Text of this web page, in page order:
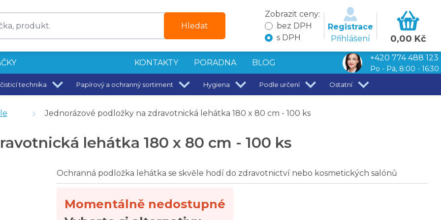
Hledat
Zobrazit ceny:
bez DPH
s DPH
Registrace
Přihlášení
0,00 Kč
KONTAKTY PORADNA BLOG
+420 774 488 123
Po - Pá, 8:00 - 16:30
technika Papírový a ochranný sortiment Hygiena Podle určení Ostatní
heřmánek - 32 ks
bílé
celulóza, 143 útržků - 1 role
Jednorázové podložky na zdravotnická lehátka 180 x 80 cm - 100 ks
lehátka 180 x 80 cm - 100 ks
Ochranná podložka lehátka se skvěle hodí do zdravotnictví nebo kosmetických salónů
Momentálně nedostupné